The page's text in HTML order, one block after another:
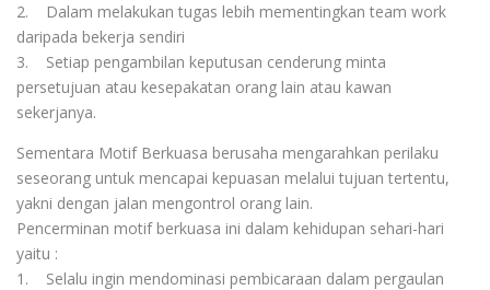
2. Dalam melakukan tugas lebih mementingkan team work
daripada bekerja sendiri
3. Setiap pengambilan keputusan cenderung minta
persetujuan atau kesepakatan orang lain atau kawan
sekerjanya.
Sementara Motif Berkuasa berusaha mengarahkan perilaku
seseorang untuk mencapai kepuasan melalui tujuan tertentu,
yakni dengan jalan mengontrol orang lain.
Pencerminan motif berkuasa ini dalam kehidupan sehari-hari
yaitu :
1. Selalu ingin mendominasi pembicaraan dalam pergaulan